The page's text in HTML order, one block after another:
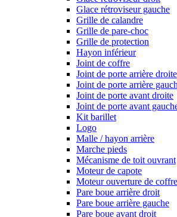
Glace rétroviseur gauche
Grille de calandre
Grille de pare-choc
Grille de protection
Hayon inférieur
Joint de coffre
Joint de porte arrière droite
Joint de porte arrière
Joint de porte avant droite
Joint de porte avant
Kit barillet
Logo
Malle / hayon arrière
Marche pieds
Mécanisme de toit ouvrant
Moteur de capote
Moteur ouverture de
Pare boue arrière droit
Pare boue arrière gauche
Pare boue avant droit